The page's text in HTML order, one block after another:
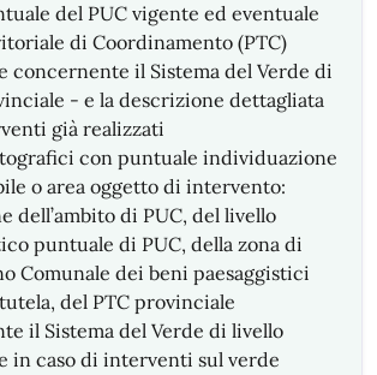
del PUC vigente ed eventuale
di Coordinamento (PTC)
concernente il Sistema del Verde di
- e la descrizione dettagliata
già realizzati
con puntuale individuazione
o area oggetto di intervento:
dell’ambito di PUC, del livello
puntuale di PUC, della zona di
Comunale dei beni paesaggistici
del PTC provinciale
il Sistema del Verde di livello
in caso di interventi sul verde